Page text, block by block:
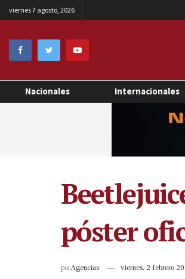
viernes 7 agosto, 2026
Nacionales Internacionales
póster
porAgencias viernes, 2 febrero